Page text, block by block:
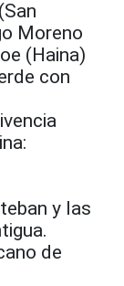
Moreno
(Haina)
con
y las
de